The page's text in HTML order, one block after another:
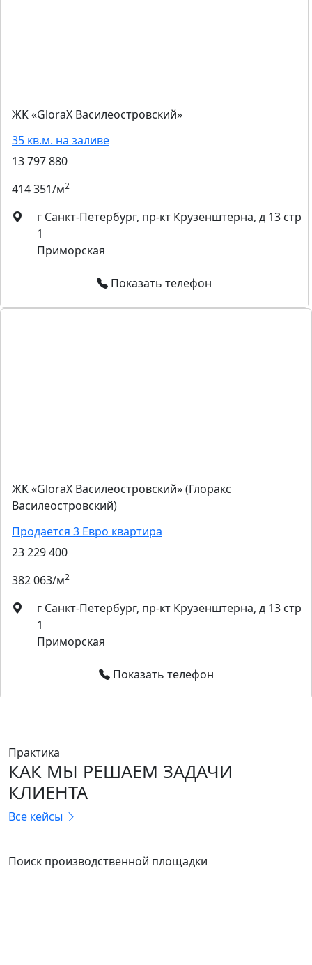
ЖК «GloraX Василеостровский»
35 кв.м. на заливе
13 797 880
414 351/м2
г Санкт-Петербург, пр-кт Крузенштерна, д 13 стр
1
Приморская
Показать телефон
ЖК «GloraX Василеостровский» (Глоракс
Василеостровский)
Продается 3 Евро квартира
23 229 400
382 063/м2
г Санкт-Петербург, пр-кт Крузенштерна, д 13 стр
1
Приморская
Показать телефон
Практика
КАК МЫ РЕШАЕМ ЗАДАЧИ
КЛИЕНТА
Все кейсы
Поиск производственной площадки